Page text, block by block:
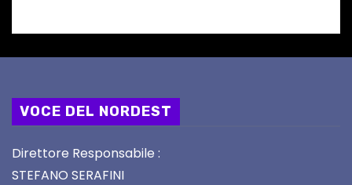
VOCE DEL NORDEST
Direttore Responsabile :
STEFANO SERAFINI